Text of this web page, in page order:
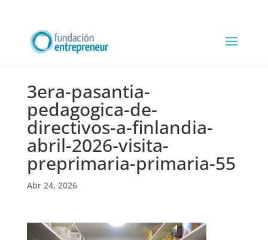
3era-pasantia-
pedagogica-de-
directivos-a-finlandia-
abril-2026-visita-
preprimaria-primaria-55
Abr 24, 2026